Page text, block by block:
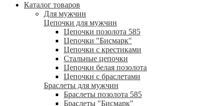
Каталог товаров
Для мужчин
Цепочки для мужчин
Цепочки позолота 585
Цепочки "Бисмарк"
Цепочки с крестиками
Стальные цепочки
Цепочки белая позолота
Цепочки с браслетами
Браслеты для мужчин
Браслеты позолота 585
Браслеты "Бисмарк"